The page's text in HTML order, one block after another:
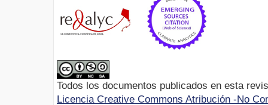
Todos los documentos publicados en esta
Licencia Creative Commons Atribución -No